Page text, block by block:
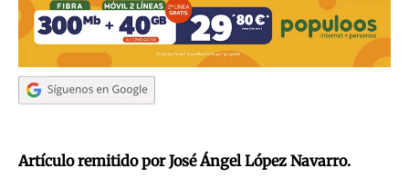
Artículo remitido por José Ángel López Navarro.